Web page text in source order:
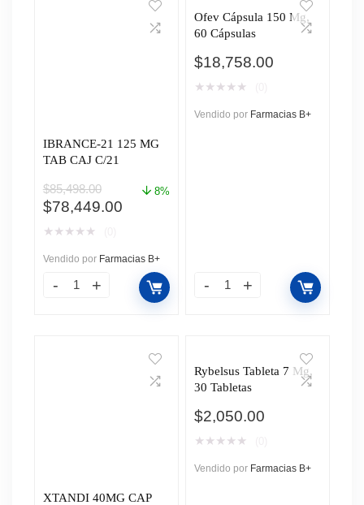
IBRANCE-21 125 MG
TAB CAJ C/21
$85,498.00
El
precio
era:
$85,498.00.
$78,449.00El
es:
$78,449.00.
8%
★ ★ ★ ★ ★
Vendido por Farmacias B+
Ofev Cápsula 150 Mg,
60 Cápsulas
$18,758.00
★ ★ ★ ★ ★
Vendido por Farmacias B+
XTANDI 40MG CAP
Rybelsus Tableta 7 Mg,
30 Tabletas
$2,050.00
★ ★ ★ ★ ★
Vendido por Farmacias B+